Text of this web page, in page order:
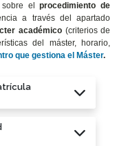
sobre elprocedimiento de
a través del apartado
académico (criterios de
del máster, horario,
que gestiona el Máster.